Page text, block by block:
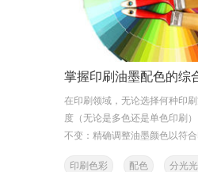
掌握印刷油墨配色的综
在印刷领域，无论选择何种印
度（无论是多色还是单色印刷
不变：精确调整油墨颜色以符
印刷色彩 配色 分光